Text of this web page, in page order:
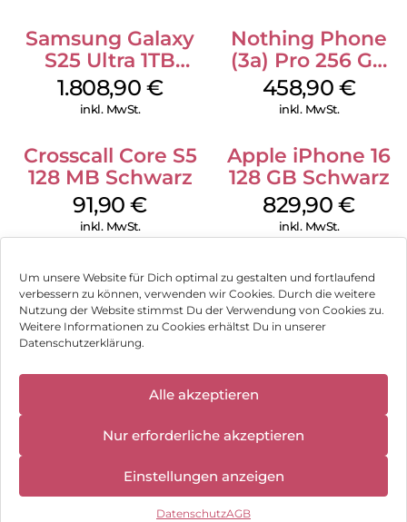
Um unsere Website für Dich optimal zu gestalten und fortlaufend
verbessern zu können, verwenden wir Cookies. Durch die weitere
Nutzung der Website stimmst Du der Verwendung von Cookies zu.
Weitere Informationen zu Cookies erhältst Du in unserer
Datenschutzerklärung.
Alle akzeptieren
Nur erforderliche akzeptieren
Einstellungen anzeigen
DatenschutzAGB
Samsung Galaxy
S25 Ultra 1TB
Titanium Black
1.808,90 €
inkl. MwSt.
Nothing Phone
(3a) Pro 256 GB
Grey
458,90 €
inkl. MwSt.
Crosscall Core S5
128 MB Schwarz
91,90€
inkl. MwSt.
Apple iPhone 16
128 GB Schwarz
829,90€
inkl. MwSt.
Impressum
Hinweis zur Batterieentsorgung
Newsletter
, Brodos AG – All Rights Reserved.
geschlossen:
10.08.2026 -
18.08.2026